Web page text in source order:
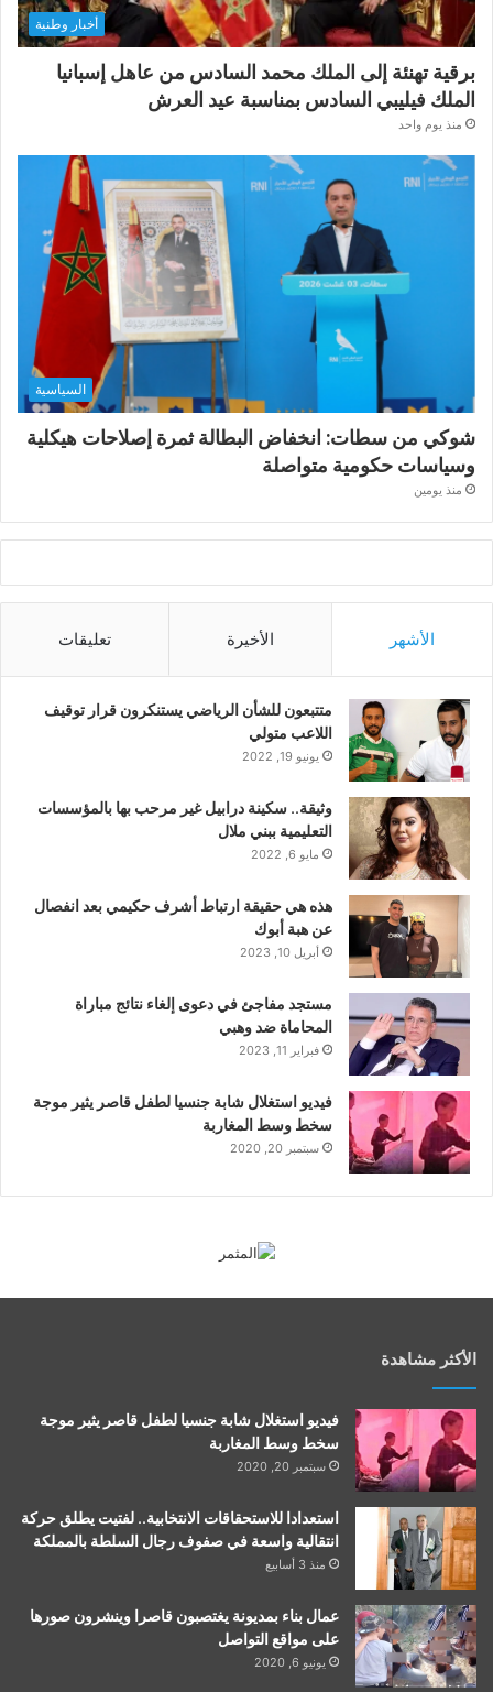
أخبار وطنية
برقية تهنئة إلى الملك محمد السادس من عاهل إسبانيا
الملك فيليبي السادس بمناسبة عيد العرش
منذ يوم واحد
السياسية
شوكي من سطات: انخفاض البطالة ثمرة إصلاحات هيكلية
وسياسات حكومية متواصلة
منذ يومين
الأشهر الأخيرة تعليقات
متتبعون للشأن الرياضي يستنكرون قرار توقيف
اللاعب متولي
يونيو 19, 2022
وثيقة.. سكينة درابيل غير مرحب بها بالمؤسسات
التعليمية ببني ملال
مايو 6, 2022
هذه هي حقيقة ارتباط أشرف حكيمي بعد انفصال
عن هبة أبوك
أبريل 10, 2023
مستجد مفاجئ في دعوى إلغاء نتائج مباراة
المحاماة ضد وهبي
فبراير 11, 2023
فيديو استغلال شابة جنسيا لطفل قاصر يثير موجة
سخط وسط المغاربة
سبتمبر 20, 2020
الأكثر مشاهدة
فيديو استغلال شابة جنسيا لطفل قاصر يثير موجة
سخط وسط المغاربة
سبتمبر 20, 2020
استعدادا للاستحقاقات الانتخابية.. لفتيت يطلق حركة
انتقالية واسعة في صفوف رجال السلطة بالمملكة
منذ 3 أسابيع
عمال بناء بمديونة يغتصبون قاصرا وينشرون صورها
على مواقع التواصل
يونيو 6, 2020